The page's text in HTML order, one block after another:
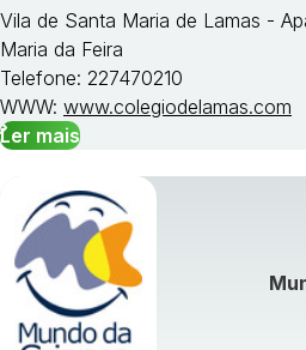
Vila de Santa Maria de Lamas -
Maria da Feira
Telefone: 227470210
WWW: www.colegiodelamas.com
Ler mais